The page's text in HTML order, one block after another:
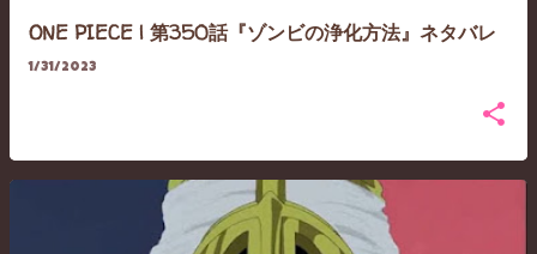
ONE PIECE | 第350話『ゾンビの浄化方法』ネタバレ
1/31/2023